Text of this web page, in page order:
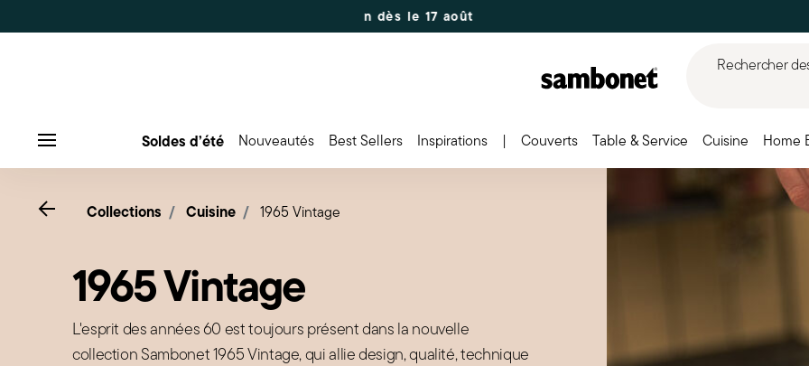
Rechercher
Soldes d’été Nouveautés Best Sellers Inspirations | Couverts Table & Service Cuisine Home
Go backCollections Cuisine 1965 Vintage
1965 Vintage
L'esprit des années 60 est toujours présent dans la nouvelle
collection Sambonet 1965 Vintage, qui allie design, qualité, technique